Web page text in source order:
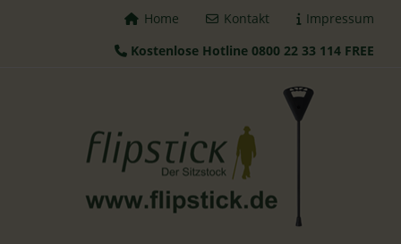
Impressum
Kontakt
Home
Kostenlose Hotline 0800 22 33 114 FREE